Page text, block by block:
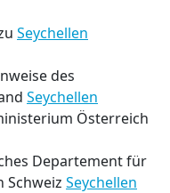
Seychellen
des
Seychellen
Österreich
Departement für
Schweiz Seychellen